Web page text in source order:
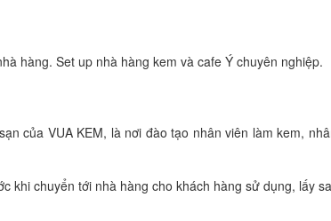
hàng. Set up nhà hàng kem và cafe Ý chuyên nghiệp.
của VUA KEM, là nơi đào tạo nhân viên làm kem,
khi chuyển tới nhà hàng cho khách hàng sử dụng, lấy